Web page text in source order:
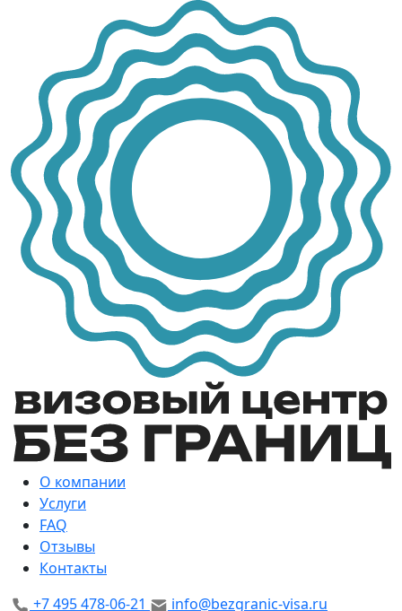
О компании
Услуги
FAQ
Отзывы
Контакты
+7 495 478-06-21
info@bezgranic-visa.ru